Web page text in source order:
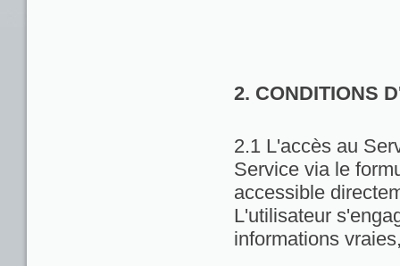
2. CONDITIONS
2.1 L'accès au
Service via le
accessible
L'utilisateur
informations